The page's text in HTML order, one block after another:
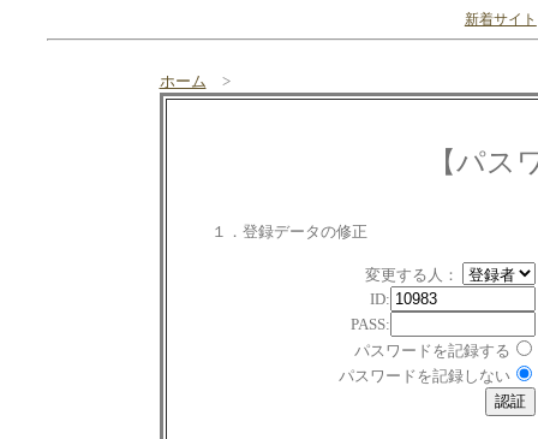
新着サイト
ホーム >
【パス
１．登録データの修正
変更する人：
ID:
PASS:
パスワードを記録する
パスワードを記録しない